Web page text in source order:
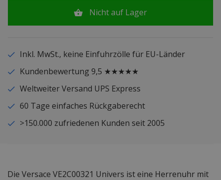
Nicht auf Lager
Inkl. MwSt., keine Einfuhrzölle für EU-Länder
Kundenbewertung 9,5 ★★★★★
Weltweiter Versand UPS Express
60 Tage einfaches Rückgaberecht
>150.000 zufriedenen Kunden seit 2005
Die Versace VE2C00321 Univers ist eine Herrenuhr mit